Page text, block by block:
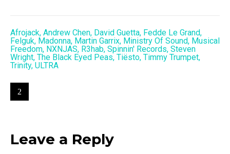
Afrojack, Andrew Chen, David Guetta, Fedde Le Grand,
Felguk, Madonna, Martin Garrix, Ministry Of Sound, Musical
Freedom, NXNJAS, R3hab, Spinnin' Records, Steven
Wright, The Black Eyed Peas, Tiësto, Timmy Trumpet,
Trinity, ULTRA
Leave a Reply